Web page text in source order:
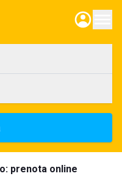
prenota online